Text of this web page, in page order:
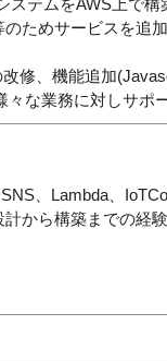
テムをAWS上で構
ためサービスを追加
修、機能追加
な業務に対しサポ
、Lambda、
から構築までの経